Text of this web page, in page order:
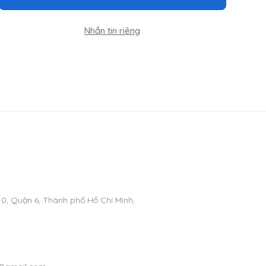
Nhắn tin riêng
Quận 6, Thành phố Hồ Chí Minh,